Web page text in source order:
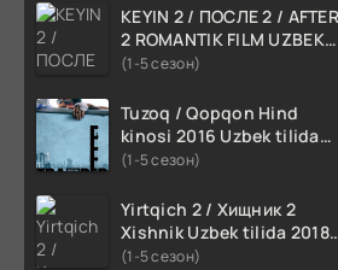
KEYIN 2 / ПОСЛЕ 2 / AFTER
2 ROMANTIK FILM UZBEK
TILIDA 2020 TARJIMA FILM
(1-5 сезон)
Tuzoq / Qopqon Hind
kinosi 2016 Uzbek tilida
tarjima film HD
(1-5 сезон)
Yirtqich 2 / Хищник 2
Xishnik Uzbek tilida 2018-
2024 O'zbekcha tarjima
(1-5 сезон)